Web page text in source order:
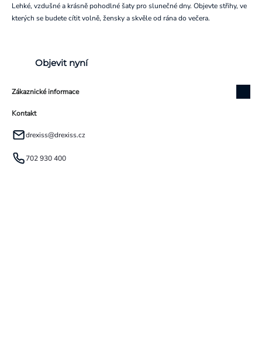
Lehké, vzdušné a krásně pohodlné šaty pro slunečné dny. Objevte střihy, ve
kterých se budete cítit volně, žensky a skvěle od rána do večera.
Objevit nyní
Zákaznické informace
Kontakt
drexiss@drexiss.cz
702 930 400